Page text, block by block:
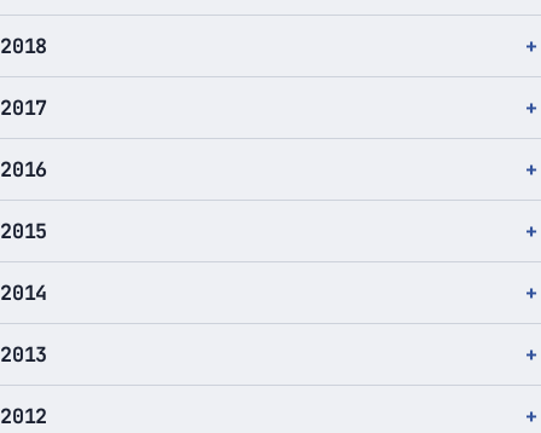
2018
2017
2016
2015
2014
2013
2012